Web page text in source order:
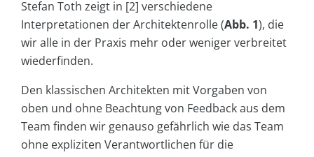
Stefan Toth zeigt in [2] verschiedene
Interpretationen der Architektenrolle (Abb. 1), die
wir alle in der Praxis mehr oder weniger verbreitet
wiederfinden.
Den klassischen Architekten mit Vorgaben von
oben und ohne Beachtung von Feedback aus dem
Team finden wir genauso gefährlich wie das Team
ohne expliziten Verantwortlichen für die